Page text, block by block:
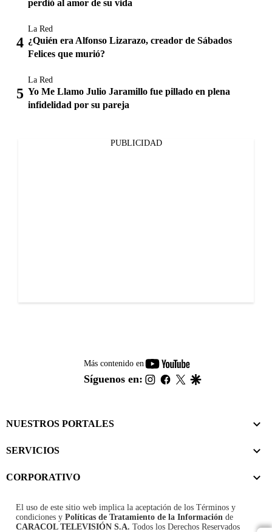
perdió al amor de su vida
La Red
¿Quién era Alfonso Lizarazo, creador de Sábados
Felices que murió?
La Red
Yo Me Llamo Julio Jaramillo fue pillado en plena
infidelidad por su pareja
PUBLICIDAD
Más contenido en
youtube-
footer
Síguenos en: instagram
facebook
twitter
NUESTROS PORTALES
SERVICIOS
CORPORATIVO
El uso de este sitio web implica la aceptación de los Términos y
condiciones y Políticas de Tratamiento de la Información de
CARACOL TELEVISIÓN S.A. Todos los Derechos Reservados